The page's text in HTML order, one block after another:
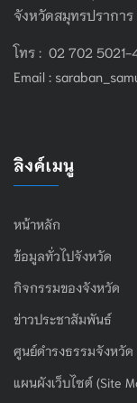
จังหวัดสมุทรปราการ
โทร : 02 702 5021-
Email :
ลิงค์เมนู
หน้าหลัก
ข้อมูลทั่วไปจังหวัด
กิจกรรมของจังหวัด
ข่าวประชาสัมพันธ์
ศูนย์ดำรงธรรมจังหวัด
แผนผังเว็บไซต์ (Site